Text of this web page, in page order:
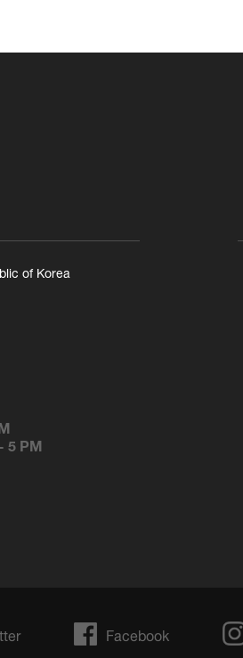
of Korea
-5 PM
Facebook